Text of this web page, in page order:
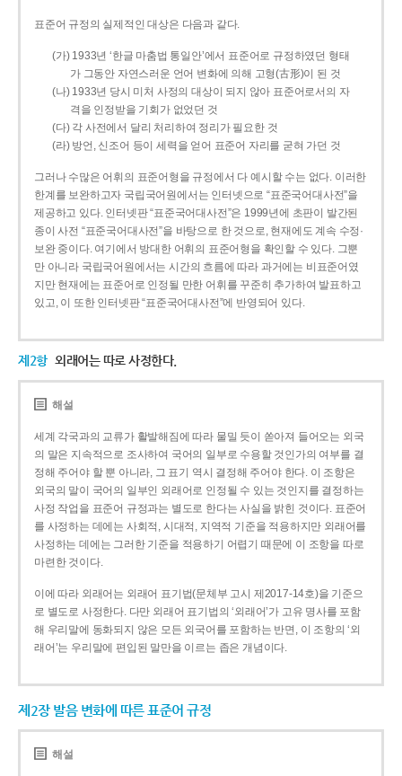
표준어 규정의 실제적인 대상은 다음과 같다.
(가) 1933년 ‘한글 마춤법 통일안’에서 표준어로 규정하였던 형태
가 그동안 자연스러운 언어 변화에 의해 고형(古形)이 된 것
(나) 1933년 당시 미처 사정의 대상이 되지 않아 표준어로서의 자
격을 인정받을 기회가 없었던 것
(다) 각 사전에서 달리 처리하여 정리가 필요한 것
(라) 방언, 신조어 등이 세력을 얻어 표준어 자리를 굳혀 가던 것
그러나 수많은 어휘의 표준어형을 규정에서 다 예시할 수는 없다. 이러한
한계를 보완하고자 국립국어원에서는 인터넷으로 “표준국어대사전”을
제공하고 있다. 인터넷판 “표준국어대사전”은 1999년에 초판이 발간된
종이 사전 “표준국어대사전”을 바탕으로 한 것으로, 현재에도 계속 수정·
보완 중이다. 여기에서 방대한 어휘의 표준어형을 확인할 수 있다. 그뿐
만 아니라 국립국어원에서는 시간의 흐름에 따라 과거에는 비표준어였
지만 현재에는 표준어로 인정될 만한 어휘를 꾸준히 추가하여 발표하고
있고, 이 또한 인터넷판 “표준국어대사전”에 반영되어 있다.
제2항 외래어는 따로 사정한다.
해설
세계 각국과의 교류가 활발해짐에 따라 물밀 듯이 쏟아져 들어오는 외국
의 말은 지속적으로 조사하여 국어의 일부로 수용할 것인가의 여부를 결
정해 주어야 할 뿐 아니라, 그 표기 역시 결정해 주어야 한다. 이 조항은
외국의 말이 국어의 일부인 외래어로 인정될 수 있는 것인지를 결정하는
사정 작업을 표준어 규정과는 별도로 한다는 사실을 밝힌 것이다. 표준어
를 사정하는 데에는 사회적, 시대적, 지역적 기준을 적용하지만 외래어를
사정하는 데에는 그러한 기준을 적용하기 어렵기 때문에 이 조항을 따로
마련한 것이다.
이에 따라 외래어는 외래어 표기법(문체부 고시 제2017-14호)을 기준으
로 별도로 사정한다. 다만 외래어 표기법의 ‘외래어’가 고유 명사를 포함
해 우리말에 동화되지 않은 모든 외국어를 포함하는 반면, 이 조항의 ‘외
래어’는 우리말에 편입된 말만을 이르는 좁은 개념이다.
제2장 발음 변화에 따른 표준어 규정
해설